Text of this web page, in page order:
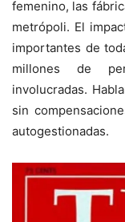
femenino, las
metrópoli. El
importantes de
millones de
involucradas.
sin
autogestionadas.